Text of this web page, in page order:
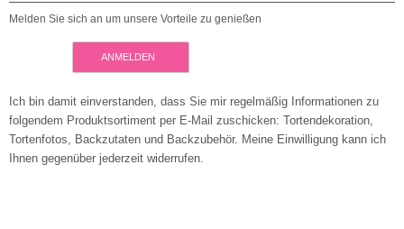
Melden Sie sich an um unsere Vorteile zu genießen
ANMELDEN
Ich bin damit einverstanden, dass Sie mir regelmäßig Informationen zu
folgendem Produktsortiment per E-Mail zuschicken: Tortendekoration,
Tortenfotos, Backzutaten und Backzubehör. Meine Einwilligung kann ich
Ihnen gegenüber jederzeit widerrufen.